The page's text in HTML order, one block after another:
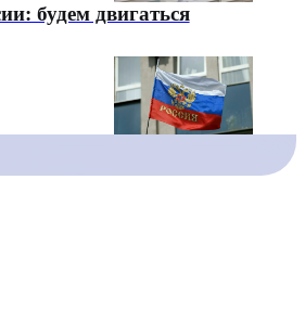
будем двигаться